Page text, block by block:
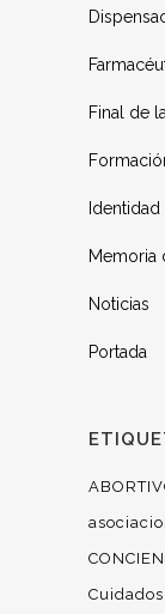
Final de
Memoria
Noticias
Portada